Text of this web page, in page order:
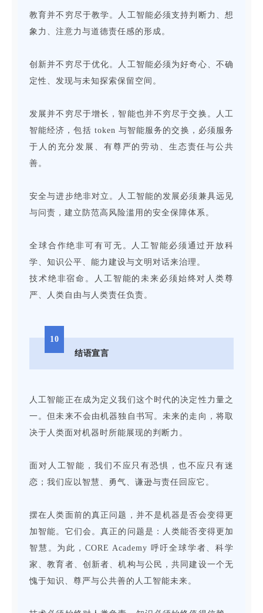
教育并不穷尽于教学。人工智能必须支持判断力、想
象力、注意力与道德责任感的形成。
创新并不穷尽于优化。人工智能必须为好奇心、不确
定性、发现与未知探索保留空间。
发展并不穷尽于增长，智能也并不穷尽于交换。人工
智能经济，包括 token 与智能服务的交换，必须服务
于人的充分发展、有尊严的劳动、生态责任与公共
善。
安全与进步绝非对立。人工智能的发展必须兼具远见
与问责，建立防范高风险滥用的安全保障体系。
全球合作绝非可有可无。人工智能必须通过开放科
学、知识公平、能力建设与文明对话来治理。
技术绝非宿命。人工智能的未来必须始终对人类尊
严、人类自由与人类责任负责。
10
结语宣言
人工智能正在成为定义我们这个时代的决定性力量之
一。但未来不会由机器独自书写。未来的走向，将取
决于人类面对机器时所能展现的判断力。
面对人工智能，我们不应只有恐惧，也不应只有迷
恋；我们应以智慧、勇气、谦逊与责任回应它。
摆在人类面前的真正问题，并不是机器是否会变得更
加智能。它们会。真正的问题是：人类能否变得更加
智慧。为此，CORE Academy 呼吁全球学者、科学
家、教育者、创新者、机构与公民，共同建设一个无
愧于知识、尊严与公共善的人工智能未来。